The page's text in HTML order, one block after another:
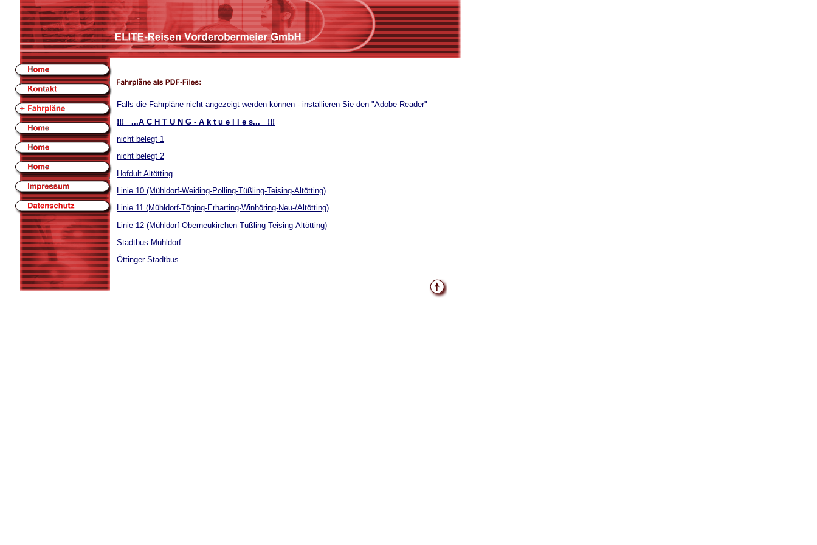
Falls die Fahrpläne nicht angezeigt werden können - installieren Sie den "Adobe Reader"
!!! ...A C H T U N G - A k t u e l l e s... !!!
nicht belegt 1
nicht belegt 2
Hofdult Altötting
Linie 10 (Mühldorf-Weiding-Polling-Tüßling-Teising-Altötting)
Linie 11 (Mühldorf-Töging-Erharting-Winhöring-Neu-/Altötting)
Linie 12 (Mühldorf-Oberneukirchen-Tüßling-Teising-Altötting)
Stadtbus Mühldorf
Öttinger Stadtbus